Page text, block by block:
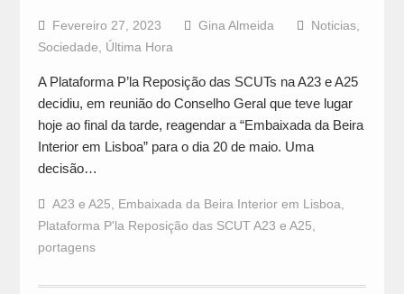
Fevereiro 27, 2023 Gina Almeida Noticias,
Sociedade, Última Hora
A Plataforma P’la Reposição das SCUTs na A23 e A25
decidiu, em reunião do Conselho Geral que teve lugar
hoje ao final da tarde, reagendar a “Embaixada da Beira
Interior em Lisboa” para o dia 20 de maio. Uma
decisão…
A23 e A25, Embaixada da Beira Interior em Lisboa,
Plataforma P'la Reposição das SCUT A23 e A25,
portagens